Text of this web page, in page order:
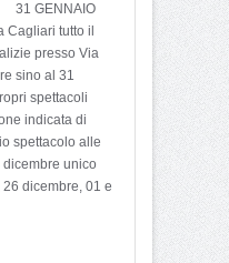
31 GENNAIO
Cagliari tutto il
presso Via
sino al 31
spettacoli
indicata di
spettacolo alle
unico
dicembre, 01 e